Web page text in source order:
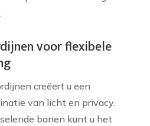
voor flexibele
creëert u een
van licht en privacy.
banen kunt u het